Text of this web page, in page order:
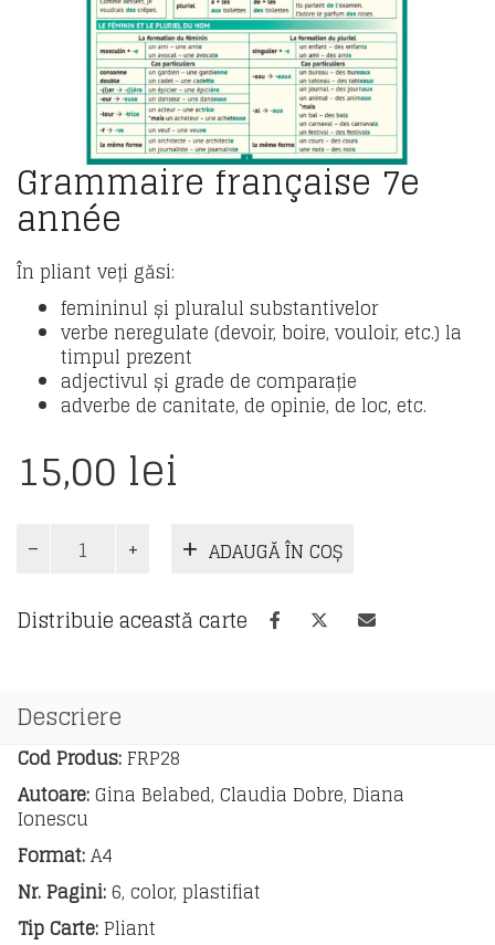
Grammaire française 7e
année
În pliant veți găsi:
femininul și pluralul substantivelor
verbe neregulate (devoir, boire, vouloir, etc.) la
timpul prezent
adjectivul și grade de comparație
adverbe de canitate, de opinie, de loc, etc.
15,00 lei
Cantitate
Grammaire
7e
année
ADAUGĂ ÎN COȘ
Distribuie această carte
Descriere
Cod Produs: FRP28
Autoare:Gina Belabed, Claudia Dobre, Diana
Ionescu
Format:A4
Nr. Pagini:6, color, plastifiat
Tip Carte: Pliant